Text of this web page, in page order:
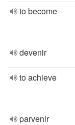
to become
devenir
to achieve
parvenir